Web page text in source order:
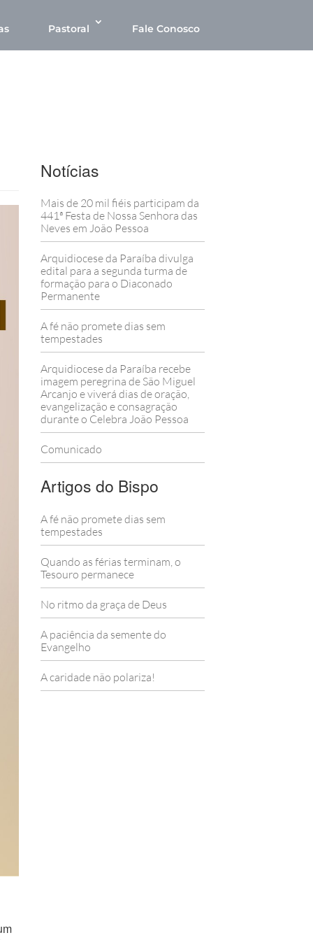
Pastoral Fale Conosco
Notícias
Mais de 20 mil fiéis participam da
441ª Festa de Nossa Senhora das
Neves em João Pessoa
Arquidiocese da Paraíba divulga
edital para a segunda turma de
formação para o Diaconado
Permanente
A fé não promete dias sem
tempestades
Arquidiocese da Paraíba recebe
imagem peregrina de São Miguel
Arcanjo e viverá dias de oração,
evangelização e consagração
durante o Celebra João Pessoa
Comunicado
Artigos do Bispo
A fé não promete dias sem
tempestades
Quando as férias terminam, o
Tesouro permanece
No ritmo da graça de Deus
A paciência da semente do
Evangelho
A caridade não polariza!